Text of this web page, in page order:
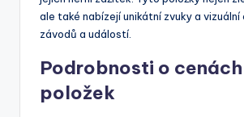
ale také nabízejí unikátní zvuky a
závodů a událostí.
Podrobnosti o
položek